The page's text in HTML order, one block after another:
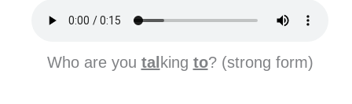
Who are you tal king to? (strong form)